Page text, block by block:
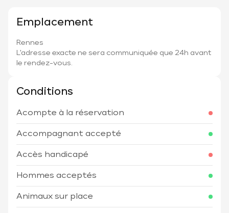
Emplacement
Rennes
L'adresse exacte ne sera communiquée que 24h avant
le rendez-vous.
Conditions
Acompte à la réservation
Accompagnant accepté
Accès handicapé
Hommes acceptés
Animaux sur place